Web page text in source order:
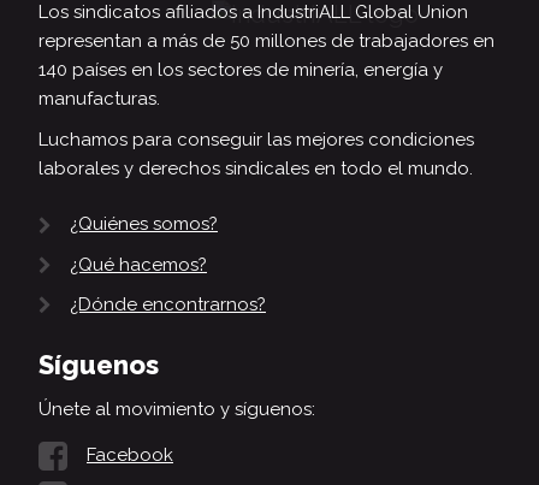
Los sindicatos afiliados a IndustriALL Global Union
representan a más de 50 millones de trabajadores en
140 países en los sectores de minería, energía y
manufacturas.
Luchamos para conseguir las mejores condiciones
laborales y derechos sindicales en todo el mundo.
¿Quiénes somos?
¿Qué hacemos?
¿Dónde encontrarnos?
Síguenos
Únete al movimiento y síguenos:
Facebook